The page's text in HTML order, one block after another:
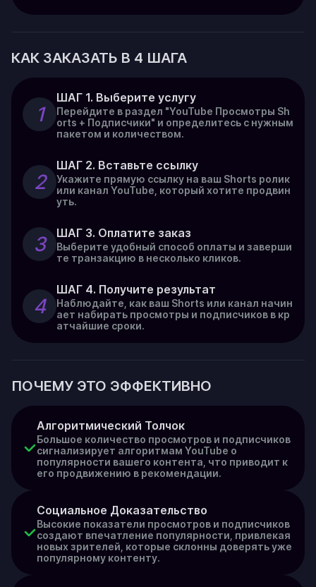
КАК ЗАКАЗАТЬ В 4 ШАГА
1
ШАГ 1. Выберите услугу
Перейдите в раздел "YouTube Просмотры Sh
orts + Подписчики" и определитесь с нужным
пакетом и количеством.
2
ШАГ 2. Вставьте ссылку
Укажите прямую ссылку на ваш Shorts ролик
или канал YouTube, который хотите продвин
уть.
3 ШАГ 3. Оплатите заказ
Выберите удобный способ оплаты и заверши
те транзакцию в несколько кликов.
4
ШАГ 4. Получите результат
Наблюдайте, как ваш Shorts или канал начин
ает набирать просмотры и подписчиков в кр
атчайшие сроки.
ПОЧЕМУ ЭТО ЭФФЕКТИВНО
Алгоритмический Толчок
Большое количество просмотров и подписчиков
сигнализирует алгоритмам YouTube о
популярности вашего контента, что приводит к
его продвижению в рекомендации.
Социальное Доказательство
Высокие показатели просмотров и подписчиков
создают впечатление популярности, привлекая
новых зрителей, которые склонны доверять уже
популярному контенту.